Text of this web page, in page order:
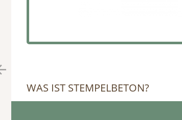
WAS IST STEMPELBETON?